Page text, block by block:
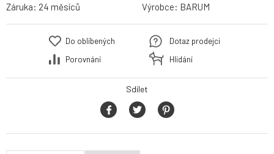
Záruka: 24 měsíců Výrobce: BARUM
Do oblíbených
Porovnání
Dotaz prodejci
Hlídání
Sdílet